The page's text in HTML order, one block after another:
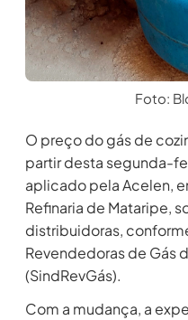
Foto:
O preço do gás de
partir desta segunda-
aplicado pela Acelen,
Refinaria de Mataripe,
distribuidoras,
Revendedoras de Gás
(SindRevGás).
Com a mudança, a